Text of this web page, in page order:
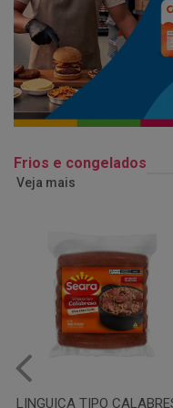
Frios e congelados
Veja mais
LINGUIÇA DE FRANGO